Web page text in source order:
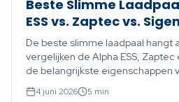
Beste Slimme
ESS vs. Zaptec vs.
De beste slimme laadpaal hangt
vergelijken de Alpha ESS,
de belangrijkste eigenschappen
4 juni 2026 5 min